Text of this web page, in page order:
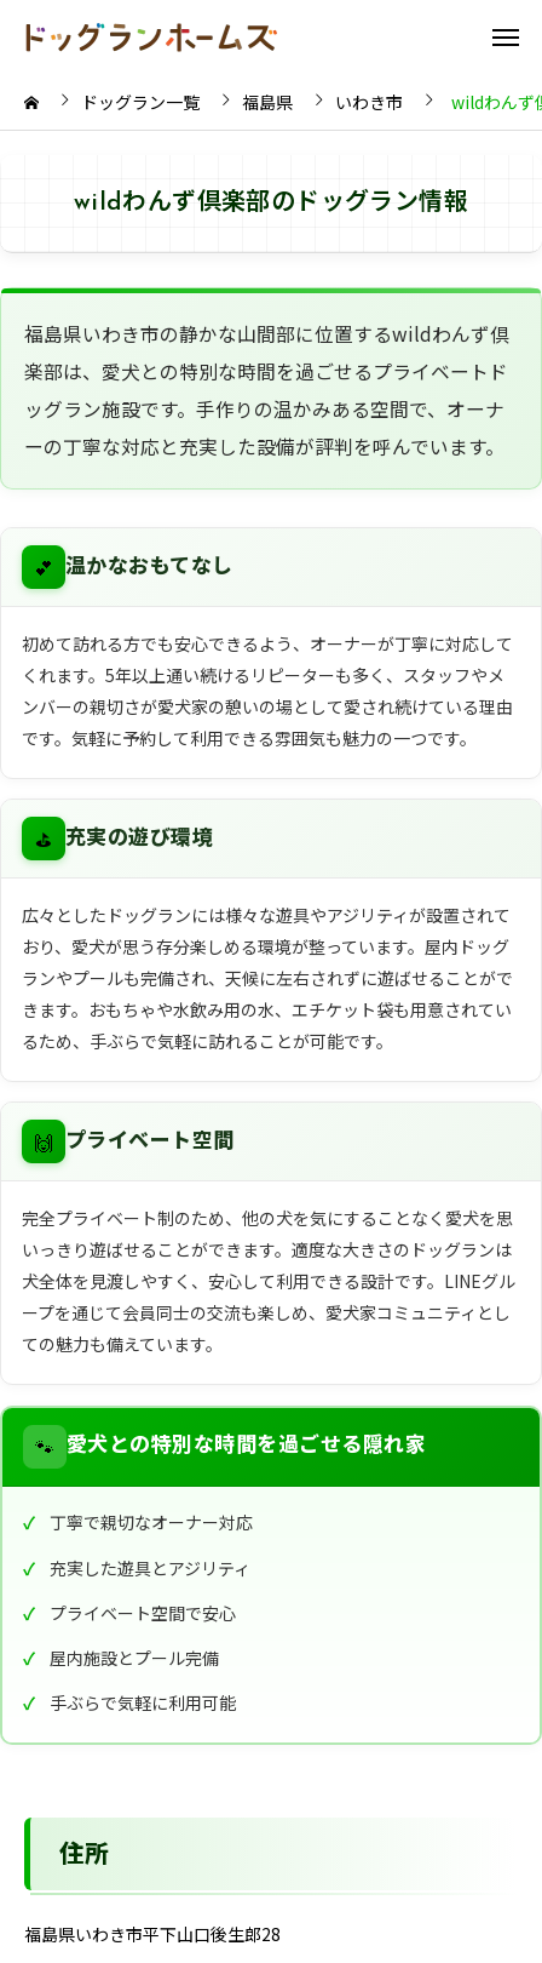
ドッグラン一覧 福島県 いわき市 wildわんず
wildわんず倶楽部のドッグラン情報
福島県いわき市の静かな山間部に位置するwildわんず倶
楽部は、愛犬との特別な時間を過ごせるプライベートド
ッグラン施設です。手作りの温かみある空間で、オーナ
ーの丁寧な対応と充実した設備が評判を呼んでいます。
💕 温かなおもてなし
初めて訪れる方でも安心できるよう、オーナーが丁寧に対応して
くれます。5年以上通い続けるリピーターも多く、スタッフやメ
ンバーの親切さが愛犬家の憩いの場として愛され続けている理由
です。気軽に予約して利用できる雰囲気も魅力の一つです。
⛳ 充実の遊び環境
広々としたドッグランには様々な遊具やアジリティが設置されて
おり、愛犬が思う存分楽しめる環境が整っています。屋内ドッグ
ランやプールも完備され、天候に左右されずに遊ばせることがで
きます。おもちゃや水飲み用の水、エチケット袋も用意されてい
るため、手ぶらで気軽に訪れることが可能です。
🙌 プライベート空間
完全プライベート制のため、他の犬を気にすることなく愛犬を思
いっきり遊ばせることができます。適度な大きさのドッグランは
犬全体を見渡しやすく、安心して利用できる設計です。LINEグル
ープを通じて会員同士の交流も楽しめ、愛犬家コミュニティとし
ての魅力も備えています。
🐾 愛犬との特別な時間を過ごせる隠れ家
丁寧で親切なオーナー対応
充実した遊具とアジリティ
プライベート空間で安心
屋内施設とプール完備
手ぶらで気軽に利用可能
住所
福島県いわき市平下山口後生郎28